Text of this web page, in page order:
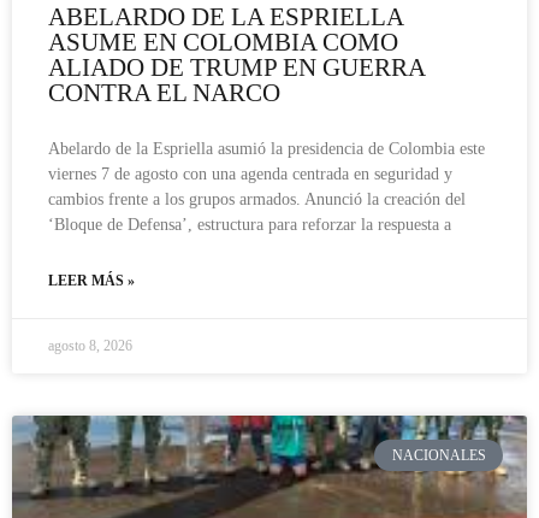
ABELARDO DE LA ESPRIELLA
ASUME EN COLOMBIA COMO
ALIADO DE TRUMP EN GUERRA
CONTRA EL NARCO
Abelardo de la Espriella asumió la presidencia de Colombia este
viernes 7 de agosto con una agenda centrada en seguridad y
cambios frente a los grupos armados. Anunció la creación del
‘Bloque de Defensa’, estructura para reforzar la respuesta a
LEER MÁS »
agosto 8, 2026
NACIONALES